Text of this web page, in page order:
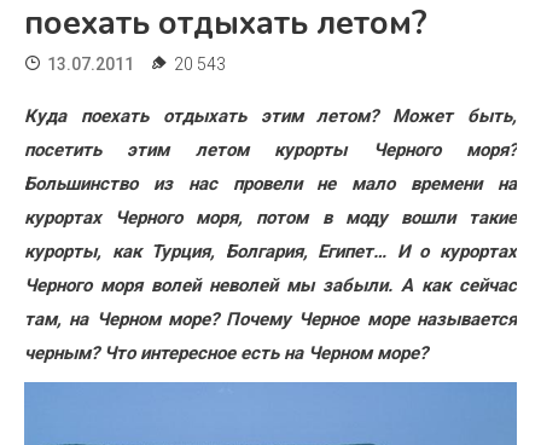
Жизнь
Хобби
Красота
Недвижимость
поехать отдыхать летом?
13.07.2011 20 543
Куда поехать отдыхать этим летом? Может быть,
посетить этим летом курорты Черного моря?
Большинство из нас провели не мало времени на
курортах Черного моря, потом в моду вошли такие
курорты, как Турция, Болгария, Египет… И о курортах
Черного моря волей неволей мы забыли. А как сейчас
там, на Черном море? Почему Черное море называется
черным? Что интересное есть на Черном море?